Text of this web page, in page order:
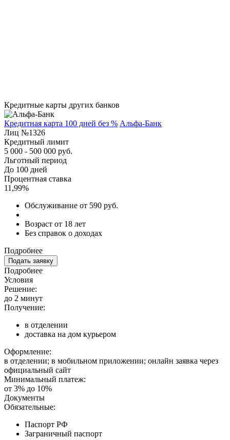
Кредитные карты других банков
Кредитная карта 100 дней без % Альфа-Банк
Лиц №1326
Кредитный лимит
5 000 - 500 000 руб.
Льготный период
До 100 дней
Процентная ставка
11,99%
Обслуживание от 590 руб.
Возраст от 18 лет
Без справок о доходах
Подробнее
Подать заявку
Подробнее
Условия
Решение:
до 2 минут
Получение:
в отделении
доставка на дом курьером
Оформление:
в отделении; в мобильном приложении; онлайн заявка через
официальный сайт
Минимальный платеж:
от 3% до 10%
Документы
Обязательные:
Паспорт РФ
Заграничный паспорт